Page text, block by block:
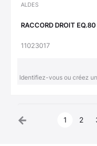
ALDES
RACCORD DROIT
11023017
Identifiez-vous ou créez
1 2